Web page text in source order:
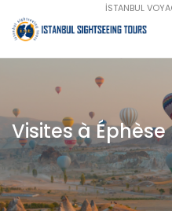
İSTANBUL
Visites à Éphèse